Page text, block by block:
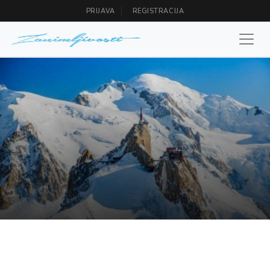
PRIJAVA REGISTRACIJA